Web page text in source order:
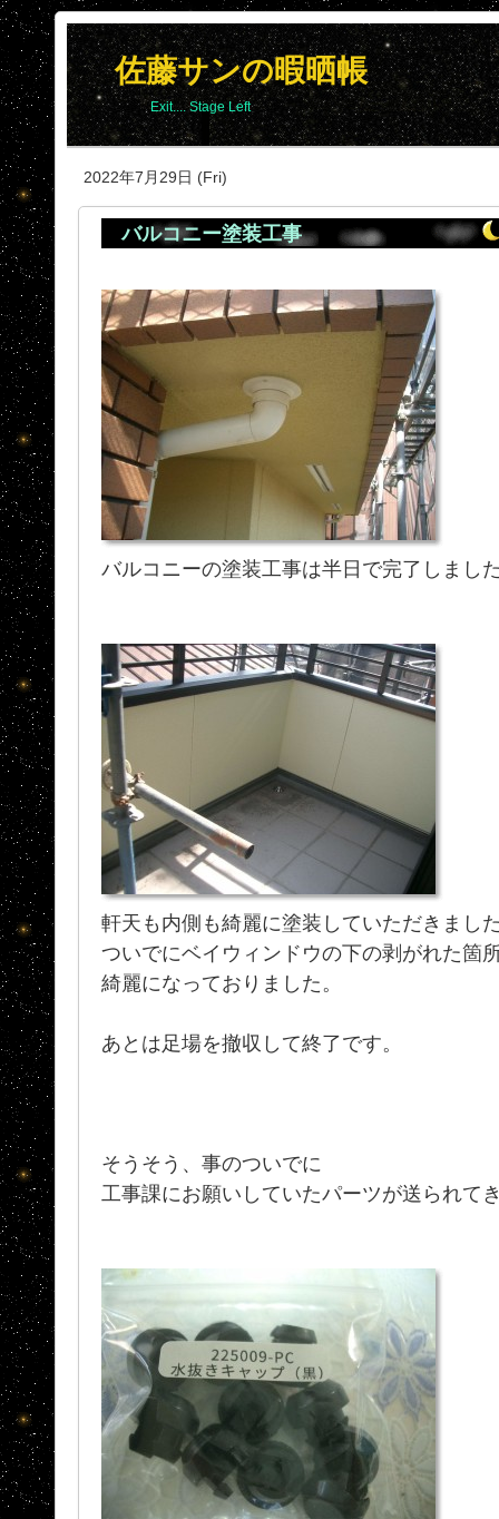
佐藤サンの暇晒帳
Exit.... Stage Left
2022年7月29日 (Fri)
バルコニー塗装工事
バルコニーの塗装工事は半日で完了しまし
軒天も内側も綺麗に塗装していただきまし
ついでにベイウィンドウの下の剥がれた箇
綺麗になっておりました。
あとは足場を撤収して終了です。
そうそう、事のついでに
工事課にお願いしていたパーツが送られて